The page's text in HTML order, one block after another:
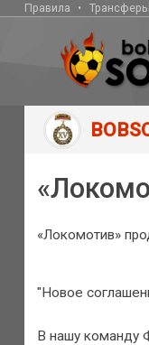
Правила Трансферы
«Локомотив»
"Новое
В нашу команду